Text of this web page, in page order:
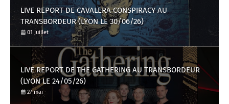
LIVE REPORT DE CAVALERA CONSPIRACY AU
TRANSBORDEUR (LYON LE 30/06/26)
01 juillet
LIVE REPORT DE THE GATHERING AU TRANSBORDEUR
(LYON LE 24/05/26)
27 mai